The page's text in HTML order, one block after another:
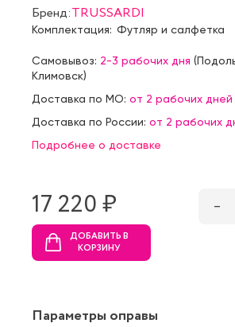
Бренд:TRUSSARDI
Комплектация: Футляр и салфетка
Самовывоз: 2-3 рабочих дня (
Климовск)
Доставка по МО: от 2 рабочих дней
Доставка по России: от 2 рабочих
Подробнее о доставке
17 220 ₷ –
ДОБАВИТЬ В
КОРЗИНУ
Параметры оправы